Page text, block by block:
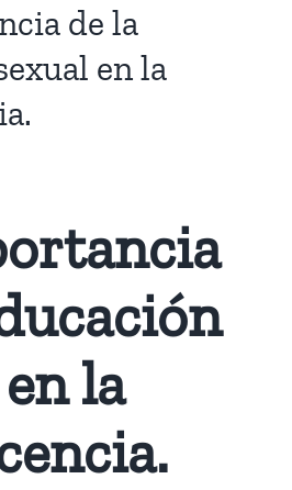
de la
en la
la